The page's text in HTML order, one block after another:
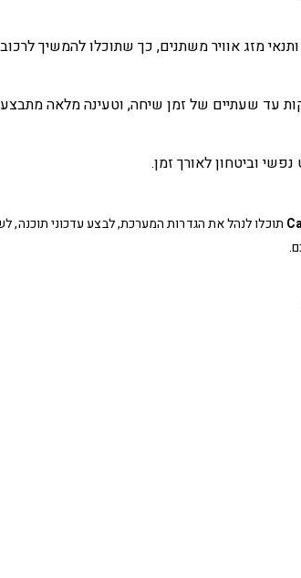
מזג אוויר משתנים, כך שתוכלו להמשיך
וביטחון לאורך זמן.
תוכלו לנהל את הגדרות המערכת, לבצע עדכוני תוכנה,